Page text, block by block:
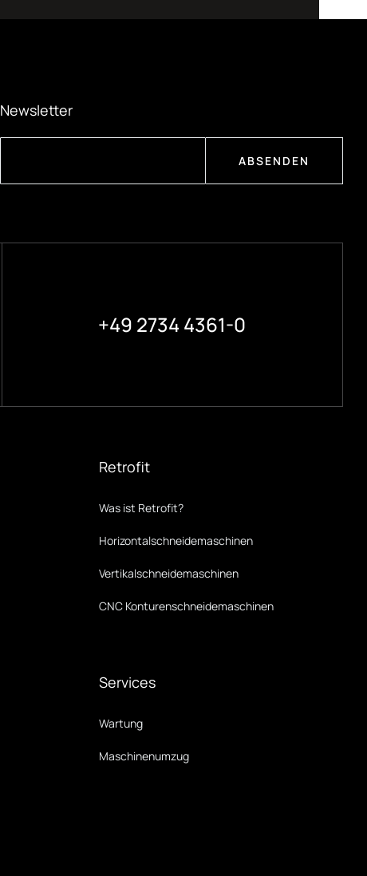
Newsletter
ABSENDEN
+49 2734 4361-0
Retrofit
Was ist Retrofit?
Horizontal­schneide­maschinen
Vertikal­schneide­maschinen
CNC Konturen­schneide­maschinen
Services
Wartung
Maschinenumzug